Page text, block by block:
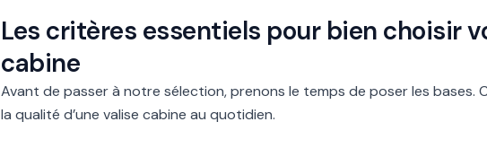
Les critères essentiels pour bien choisir
cabine
Avant de passer à notre sélection, prenons le temps de poser les bases.
la qualité d’une valise cabine au quotidien.